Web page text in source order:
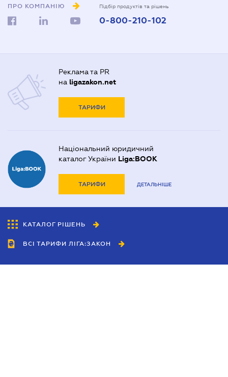
ПРО КОМПАНІЮ Підбір продуктів та рішень
0-800-210-102
Реклама та PR
на ligazakon.net
ТАРИФИ
Національний юридичний
каталог України Liga:BOOK
ТАРИФИ ДЕТАЛЬНІШЕ
КАТАЛОГ РІШЕНЬ
ВСІ ТАРИФИ ЛІГА:ЗАКОН